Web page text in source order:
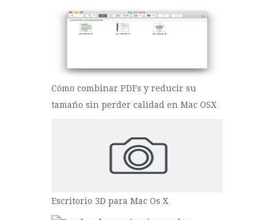
Cómo combinar PDFs y reducir su
tamaño sin perder calidad en Mac OSX
Escritorio 3D para Mac Os X